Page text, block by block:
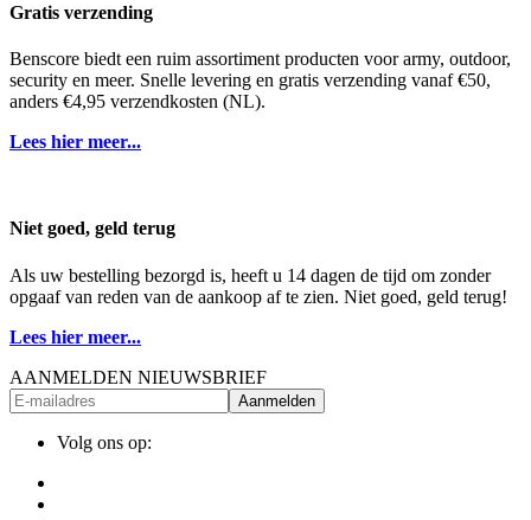
Gratis verzending
Benscore biedt een ruim assortiment producten voor army, outdoor,
security en meer. Snelle levering en gratis verzending vanaf €50,
anders €4,95 verzendkosten (NL).
Lees hier meer...
Niet goed, geld terug
Als uw bestelling bezorgd is, heeft u 14 dagen de tijd om zonder
opgaaf van reden van de aankoop af te zien. Niet goed, geld terug!
Lees hier meer...
AANMELDEN NIEUWSBRIEF
Aanmelden
Volg ons op: